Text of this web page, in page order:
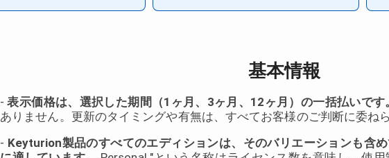
基本情報
-︎表示価格は、選択した期間（1ヶ月、3ヶ月、12ヶ月）の一括払いです
ありません。更新のタイミングや有無は、すべてお客様のご判断に委ね
-︎ Keyturion製品のすべてのエディションは、そのバリエーションも含